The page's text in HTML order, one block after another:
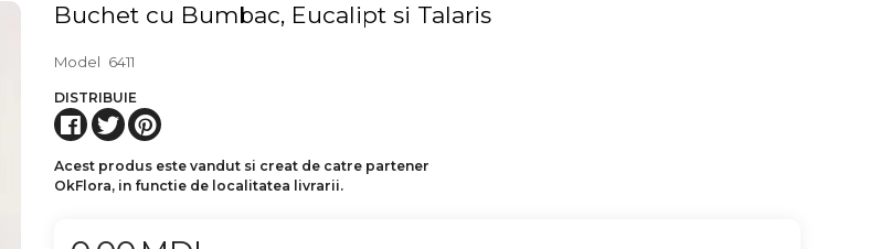
Buchet cu Bumbac, Eucalipt si Talaris
Model 6411
DISTRIBUIE
Acest produs este vandut si creat de catre partener
OkFlora, in functie de localitatea livrarii.